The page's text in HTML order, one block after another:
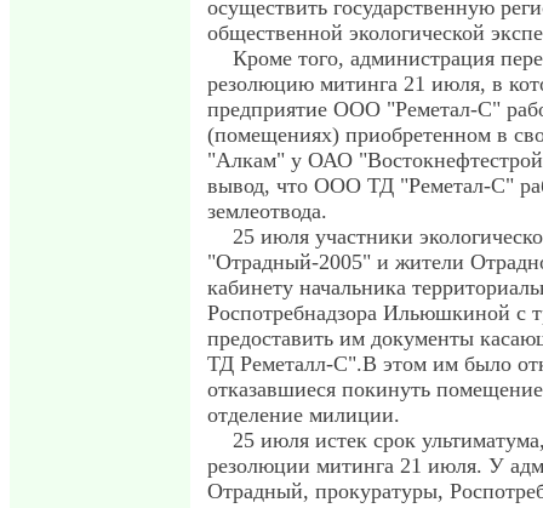
осуществить государственную
общественной экологической
Кроме того, администрация
резолюцию митинга 21 июля, в
предприятие ООО "Реметал-С"
(помещениях) приобретенном в
"Алкам" у ОАО
вывод, что ООО ТД "Реметал-С"
землеотвода.
25 июля участники
"Отрадный-2005" и жители
кабинету начальника
Роспотребнадзора Ильюшкиной с
предоставить им документы
ТД Реметалл-С".В этом им было
отказавшиеся покинуть
отделение милиции.
25 июля истек срок
резолюции митинга 21 июля. У
Отрадный, прокуратуры,